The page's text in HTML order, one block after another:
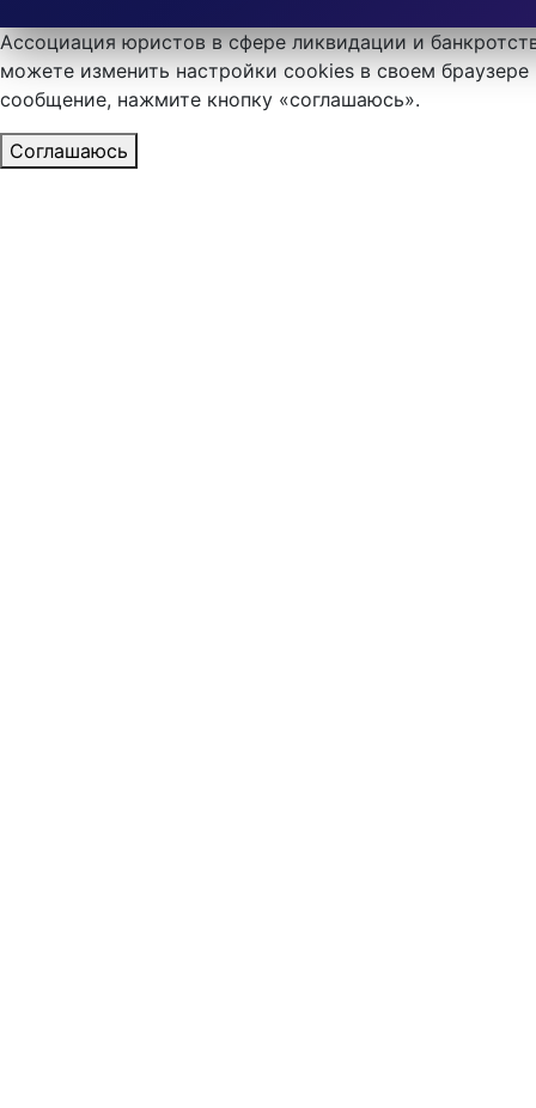
Ассоциация юристов в сфере ликвидации и
можете изменить настройки cookies в своем
сообщение, нажмите кнопку «соглашаюсь».
Соглашаюсь